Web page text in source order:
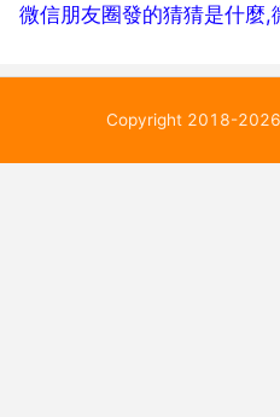
微信朋友圈發的猜猜是什麼
Copyright 2018-2026